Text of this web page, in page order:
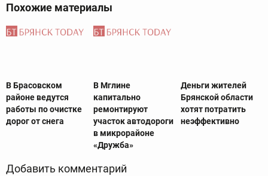
Похожие материалы
В Брасовском
районе ведутся
работы по очистке
дорог от снега
В Мглине
капитально
ремонтируют
участок автодороги
в микрорайоне
«Дружба»
Деньги жителей
Брянской области
хотят потратить
неэффективно
Добавить комментарий